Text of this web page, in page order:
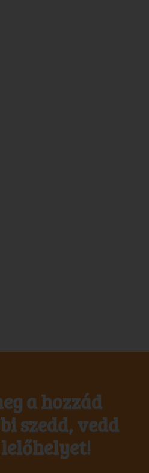
a hozzád
szedd, vedd